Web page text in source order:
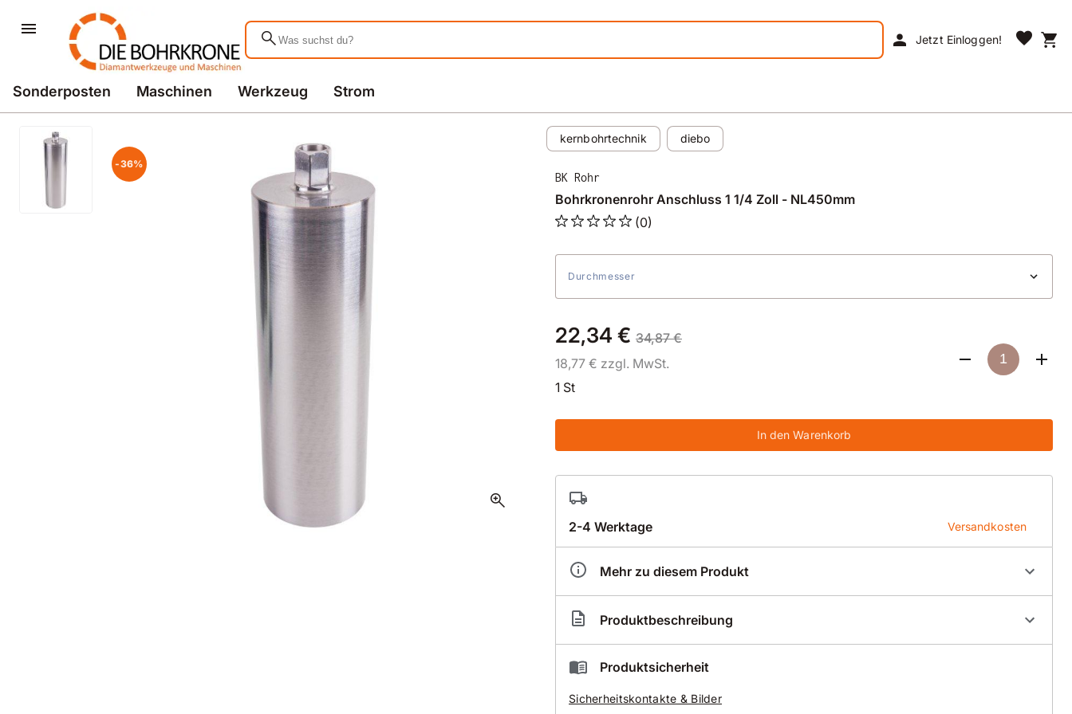
search person Jetzt Einloggen! favorite shopping_cart
Sonderposten Maschinen Werkzeug Strom
-36%
zoom_in
kernbohrtechnik diebo
BK Rohr
Bohrkronenrohr Anschluss 1 1/4 Zoll - NL450mm
(0)
Durchmesser
22,34 € 34,87 €
18,77 € zzgl. MwSt.
1 St
In den Warenkorb
2-4 Werktage Versandkosten
Mehr zu diesem Produkt
Artikelnummer BRX200011
Produktbeschreibung
Durch Eigenfertigung der Bohrkronenrohre
auch für alle Überlängen
Produktsicherheit
Sicherheitskontakte & Bilder